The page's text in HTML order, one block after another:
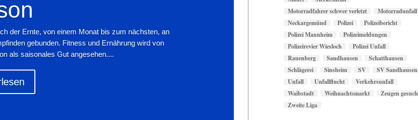
der Ernte, von einem Monat bis zum nächsten, an
gebunden. Fitness und Ernährung wird von
als saisonales Gut angesehen....
Motorradfahrer schwer verletzt
Motorradunfall
Neckargemünd
Polizei
Polizeibericht
Polizei Mannheim
Polizeimeldungen
Polizeirevier Wiesloch
Polizei Unfall
Rauenberg
Sandhausen
Schatthausen
Schlägerei
Sinsheim SV
SV Sandhausen
Unfall
Unfallflucht
Verkehrsunfall
Waibstadt
Weihnachtsmarkt
Zeugen
Zweite Liga